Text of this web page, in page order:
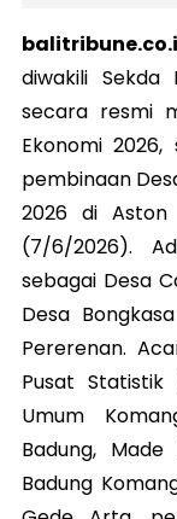
diwakili Sekda
secara resmi
Ekonomi
pembinaan
2026 di Aston
(7/6/2026).
sebagai Desa
Desa
Pererenan.
Pusat Statistik
Umum
Badung,
Badung